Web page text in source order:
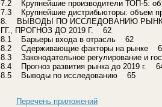
7.2 Крупнейшие производители ТОП-5:
7.3 Крупнейшие дистрибьюторы: объем
8. ВЫВОДЫ ПО ИССЛЕДОВАНИЮ РЫНКА
ГГ., ПРОГНОЗ ДО 2019 Г. 62
8.1 Барьеры входа в отрасль 62
8.2 Сдерживающие факторы на рынке
8.3 Законодательное регулирование и
8.4 Прогноз развития рынка до 2019 г.
8.5 Выводы по исследованию 65
Перечень приложений